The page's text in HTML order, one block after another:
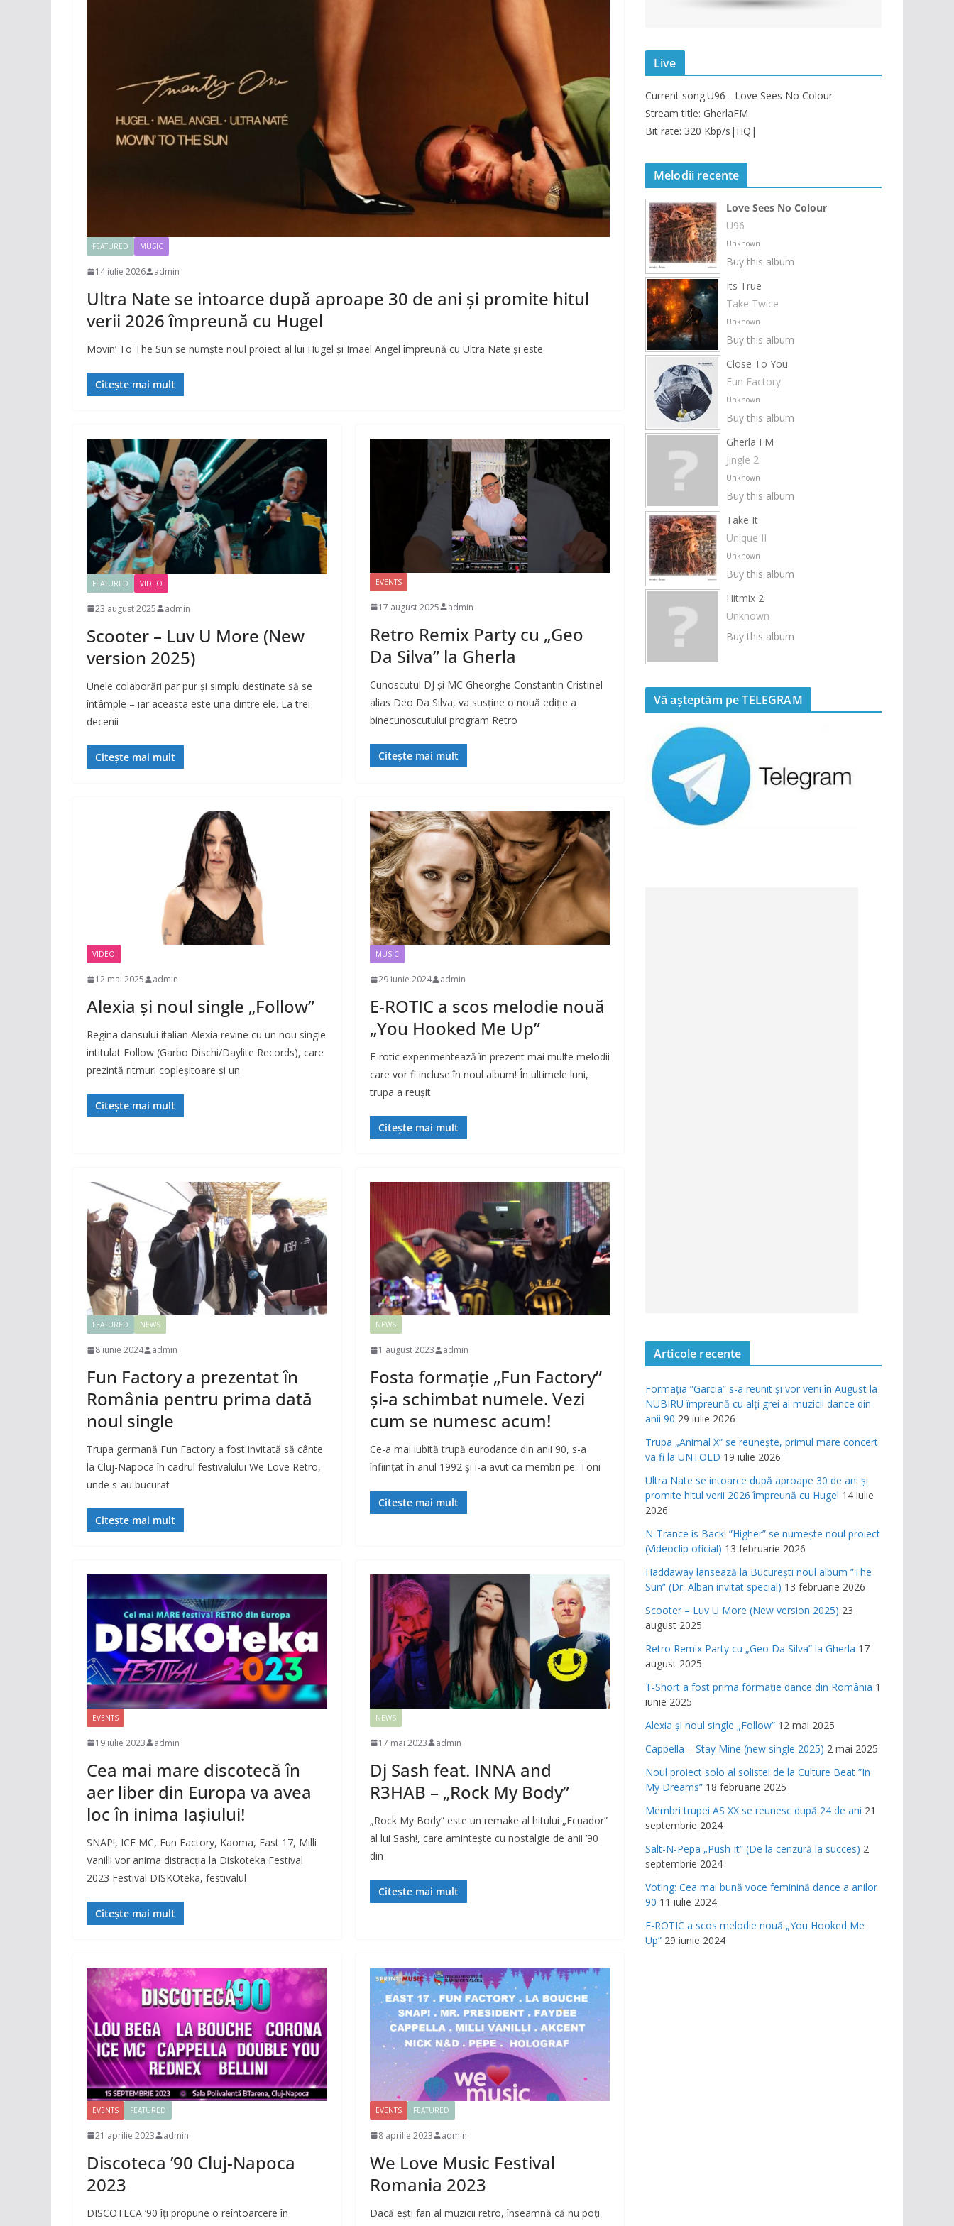
FEATURED MUSIC
14 iulie 2026 admin
Ultra Nate se intoarce după aproape 30 de ani și promite hitul
verii 2026 împreună cu Hugel
Movin’ To The Sun se numște noul proiect al lui Hugel și Imael Angel împreună cu Ultra Nate și este
Citește mai mult
FEATURED VIDEO
23 august 2025 admin
Scooter – Luv U More (New
version 2025)
Unele colaborări par pur și simplu destinate să se
întâmple – iar aceasta este una dintre ele. La trei
decenii
Citește mai mult
EVENTS
17 august 2025 admin
Retro Remix Party cu „Geo
Da Silva” la Gherla
Cunoscutul DJ și MC Gheorghe Constantin Cristinel
alias Deo Da Silva, va susține o nouă ediție a
binecunoscutului program Retro
Citește mai mult
VIDEO
12 mai 2025 admin
Alexia și noul single „Follow”
Regina dansului italian Alexia revine cu un nou single
intitulat Follow (Garbo Dischi/Daylite Records), care
prezintă ritmuri copleșitoare și un
Citește mai mult
MUSIC
29 iunie 2024 admin
E-ROTIC a scos melodie nouă
„You Hooked Me Up”
E-rotic experimentează în prezent mai multe melodii
care vor fi incluse în noul album! În ultimele luni,
trupa a reușit
Citește mai mult
FEATURED NEWS
8 iunie 2024 admin
Fun Factory a prezentat în
România pentru prima dată
noul single
Trupa germană Fun Factory a fost invitată să cânte
la Cluj-Napoca în cadrul festivalului We Love Retro,
unde s-au bucurat
Citește mai mult
NEWS
1 august 2023 admin
Fosta formaţie „Fun Factory”
şi-a schimbat numele. Vezi
cum se numesc acum!
Ce-a mai iubită trupă eurodance din anii 90, s-a
înfiinţat în anul 1992 şi i-a avut ca membri pe: Toni
Citește mai mult
EVENTS
19 iulie 2023 admin
Cea mai mare discotecă în
aer liber din Europa va avea
loc în inima Iașiului!
SNAP!, ICE MC, Fun Factory, Kaoma, East 17, Milli
Vanilli vor anima distracția la Diskoteka Festival
2023 Festival DISKOteka, festivalul
Citește mai mult
NEWS
17 mai 2023 admin
Dj Sash feat. INNA and
R3HAB – „Rock My Body”
„Rock My Body” este un remake al hitului „Ecuador”
al lui Sash!, care amintește cu nostalgie de anii ’90
din
Citește mai mult
EVENTS FEATURED
21 aprilie 2023 admin
Discoteca ’90 Cluj-Napoca
2023
DISCOTECA ‘90 îți propune o reîntoarcere în
EVENTS FEATURED
8 aprilie 2023 admin
We Love Music Festival
Romania 2023
Dacă eşti fan al muzicii retro, înseamnă că nu poţi
Live
Current song:U96 - Love Sees No Colour
Stream title: GherlaFM
Bit rate: 320 Kbp/s|HQ|
Melodii recente
Love Sees No Colour
U96
Unknown
Buy this album
Its True
Take Twice
Unknown
Buy this album
Close To You
Fun Factory
Unknown
Buy this album
Gherla FM
Jingle 2
Unknown
Buy this album
Take It
Unique II
Unknown
Buy this album
Hitmix 2
Unknown
Buy this album
Vă așteptăm pe TELEGRAM
Articole recente
Formația ”Garcia” s-a reunit și vor veni în August la
NUBIRU împreună cu alți grei ai muzicii dance din
anii 90 29 iulie 2026
Trupa „Animal X” se reunește, primul mare concert
va fi la UNTOLD 19 iulie 2026
Ultra Nate se intoarce după aproape 30 de ani și
promite hitul verii 2026 împreună cu Hugel 14 iulie
2026
N-Trance is Back! ”Higher” se numește noul proiect
(Videoclip oficial) 13 februarie 2026
Haddaway lansează la București noul album ”The
Sun” (Dr. Alban invitat special) 13 februarie 2026
Scooter – Luv U More (New version 2025) 23
august 2025
Retro Remix Party cu „Geo Da Silva” la Gherla 17
august 2025
T-Short a fost prima formație dance din România 1
iunie 2025
Alexia și noul single „Follow” 12 mai 2025
Cappella – Stay Mine (new single 2025) 2 mai 2025
Noul proiect solo al solistei de la Culture Beat ”In
My Dreams” 18 februarie 2025
Membri trupei AS XX se reunesc după 24 de ani 21
septembrie 2024
Salt-N-Pepa „Push It” (De la cenzură la succes) 2
septembrie 2024
Voting: Cea mai bună voce feminină dance a anilor
90 11 iulie 2024
E-ROTIC a scos melodie nouă „You Hooked Me
Up” 29 iunie 2024